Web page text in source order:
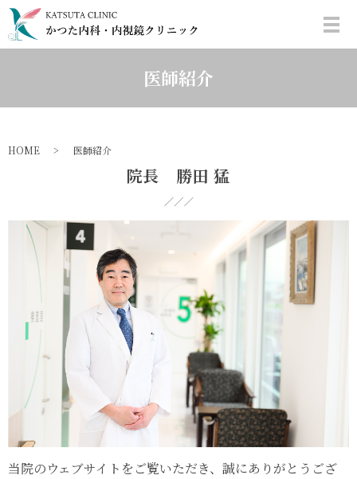
医師紹介
HOME 医師紹介
院長 勝田 猛
当院のウェブサイトをご覧いただき、誠にありがとうござ